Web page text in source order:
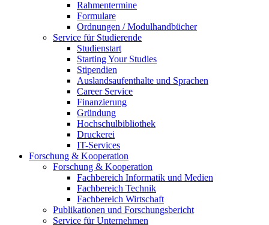
Rahmentermine
Formulare
Ordnungen / Modulhandbücher
Service für Studierende
Studienstart
Starting Your Studies
Stipendien
Auslandsaufenthalte und Sprachen
Career Service
Finanzierung
Gründung
Hochschulbibliothek
Druckerei
IT-Services
Forschung & Kooperation
Forschung & Kooperation
Fachbereich Informatik und Medien
Fachbereich Technik
Fachbereich Wirtschaft
Publikationen und Forschungsbericht
Service für Unternehmen